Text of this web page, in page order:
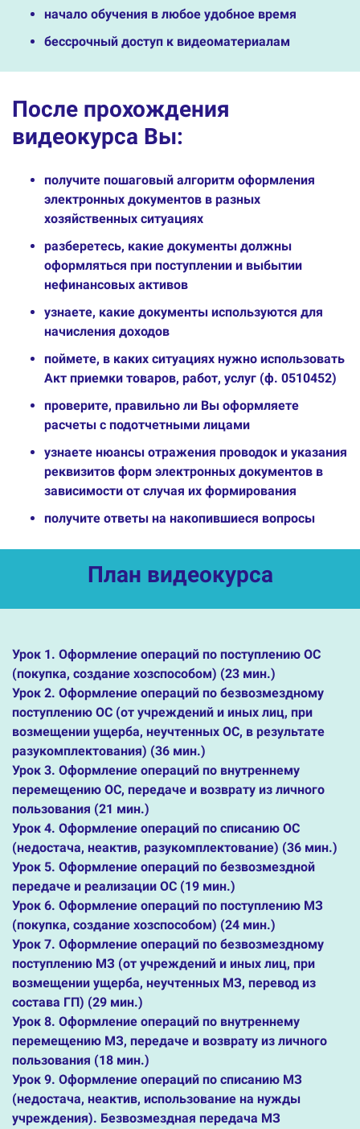
начало обучения в любое удобное время
бессрочный доступ к видеоматериалам
После прохождения
видеокурса Вы:
получите пошаговый алгоритм оформления
электронных документов в разных
хозяйственных ситуациях
разберетесь, какие документы должны
оформляться при поступлении и выбытии
нефинансовых активов
узнаете, какие документы используются для
начисления доходов
поймете, в каких ситуациях нужно использовать
Акт приемки товаров, работ, услуг (ф. 0510452)
проверите, правильно ли Вы оформляете
расчеты с подотчетными лицами
узнаете нюансы отражения проводок и указания
реквизитов форм электронных документов в
зависимости от случая их формирования
получите ответы на накопившиеся вопросы
План видеокурса
Урок 1. Оформление операций по поступлению ОС
(покупка, создание хозспособом) (23 мин.)
Урок 2. Оформление операций по безвозмездному
поступлению ОС (от учреждений и иных лиц, при
возмещении ущерба, неучтенных ОС, в результате
разукомплектования) (36 мин.)
Урок 3. Оформление операций по внутреннему
перемещению ОС, передаче и возврату из личного
пользования (21 мин.)
Урок 4. Оформление операций по списанию ОС
(недостача, неактив, разукомплектование) (36 мин.)
Урок 5. Оформление операций по безвозмездной
передаче и реализации ОС (19 мин.)
Урок 6. Оформление операций по поступлению МЗ
(покупка, создание хозспособом) (24 мин.)
Урок 7. Оформление операций по безвозмездному
поступлению МЗ (от учреждений и иных лиц, при
возмещении ущерба, неучтенных МЗ, перевод из
состава ГП) (29 мин.)
Урок 8. Оформление операций по внутреннему
перемещению МЗ, передаче и возврату из личного
пользования (18 мин.)
Урок 9. Оформление операций по списанию МЗ
(недостача, неактив, использование на нужды
учреждения). Безвозмездная передача МЗ